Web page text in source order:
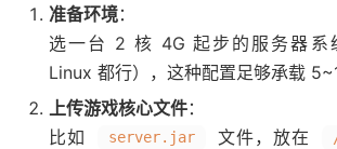
准备环境：
选一台 2 核 4G 起步的服务器系
Linux 都行），这种配置足够承载
上传游戏核心文件：
比如
server.jar 文件，放在